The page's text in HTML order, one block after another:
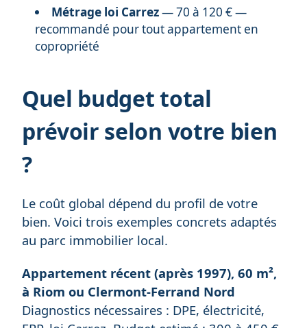
Métrage loi Carrez— 70 à 120 € —
recommandé pour tout appartement en
copropriété
Quel budget total
prévoir selon votre bien
?
Le coût global dépend du profil de votre
bien. Voici trois exemples concrets adaptés
au parc immobilier local.
Appartement récent (après 1997), 60 m²,
à Riom ou Clermont-Ferrand Nord
Diagnostics nécessaires : DPE, électricité,